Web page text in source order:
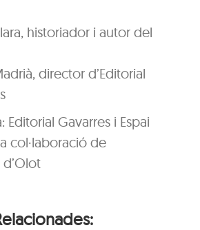
historiador i autor del
director d’Editorial
Editorial Gavarres i Espai
col·laboració de